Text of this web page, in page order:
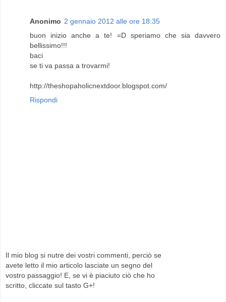
Anonimo 2 gennaio 2012 alle ore 18:35
buon inizio anche a te! =D speriamo che sia davvero
bellissimo!!!
baci
se ti va passa a trovarmi!
http://theshopaholicnextdoor.blogspot.com/
Rispondi
Il mio blog si nutre dei vostri commenti, perciò se
avete letto il mio articolo lasciate un segno del
vostro passaggio! E, se vi è piaciuto ciò che ho
scritto, cliccate sul tasto G+!